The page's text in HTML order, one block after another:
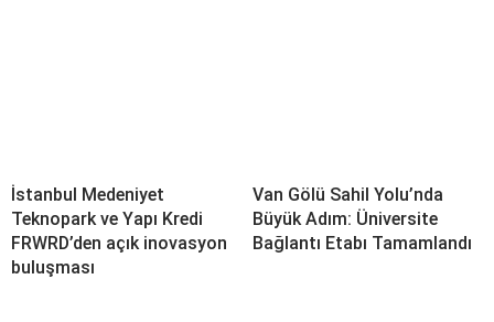
İstanbul Medeniyet
Teknopark ve Yapı Kredi
FRWRD’den açık inovasyon
buluşması
Van Gölü Sahil Yolu’nda
Büyük Adım: Üniversite
Bağlantı Etabı Tamamlandı